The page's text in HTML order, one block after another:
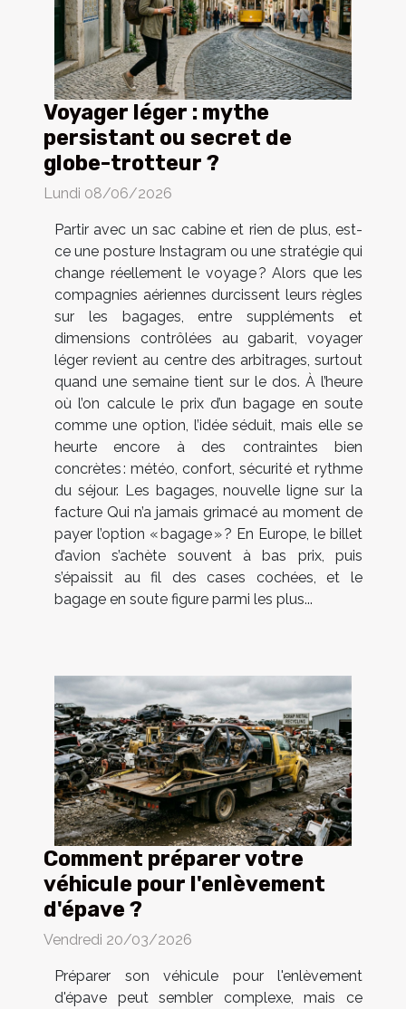
Voyager léger : mythe
persistant ou secret de
globe-trotteur ?
Lundi 08/06/2026
Partir avec un sac cabine et rien de plus, est-
ce une posture Instagram ou une stratégie qui
change réellement le voyage ? Alors que les
compagnies aériennes durcissent leurs règles
sur les bagages, entre suppléments et
dimensions contrôlées au gabarit, voyager
léger revient au centre des arbitrages, surtout
quand une semaine tient sur le dos. À l’heure
où l’on calcule le prix d’un bagage en soute
comme une option, l’idée séduit, mais elle se
heurte encore à des contraintes bien
concrètes : météo, confort, sécurité et rythme
du séjour. Les bagages, nouvelle ligne sur la
facture Qui n’a jamais grimacé au moment de
payer l’option « bagage » ? En Europe, le billet
d’avion s’achète souvent à bas prix, puis
s’épaissit au fil des cases cochées, et le
bagage en soute figure parmi les plus...
Comment préparer votre
véhicule pour l'enlèvement
d'épave ?
Vendredi 20/03/2026
Préparer son véhicule pour l'enlèvement
d'épave peut sembler complexe, mais ce